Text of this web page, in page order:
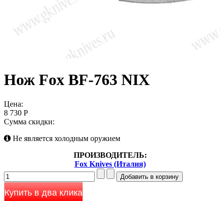
Нож Fox BF-763 NIX
Цена:
8 730 Р
Сумма скидки:
Не является холодным оружием
ПРОИЗВОДИТЕЛЬ:
Fox Knives (Италия)
Купить в два клика